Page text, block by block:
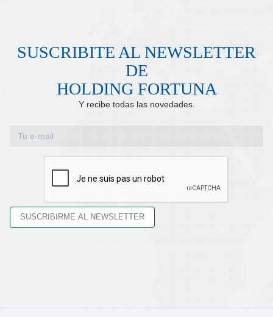
SUSCRIBITE AL NEWSLETTER
DE
HOLDING FORTUNA
Y recibe todas las novedades.